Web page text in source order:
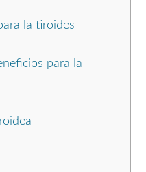
la tiroides
para la